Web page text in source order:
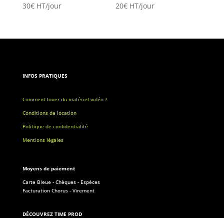
30€HT/jour 20€ HT/jour
INFOS PRATIQUES
Comment louer du matériel vidéo ?
Conditions de location
Politique de confidentialité
Mentions légales
Moyens de paiement
Carte Bleue - Chèques - Espèces
Facturation Chorus - Virement
DÉCOUVREZ TIME PROD